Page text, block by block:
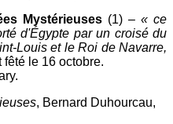
Mystérieuses (1) – « ce
d'Égypte par un croisé du
Louis et le Roi de Navarre,
fêté le 16 octobre.
, Bernard Duhourcau,